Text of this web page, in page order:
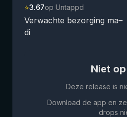
⭐3.67op Untappd
Verwachte bezorging ma–
di
Niet
Deze release is
Download de app en
drops